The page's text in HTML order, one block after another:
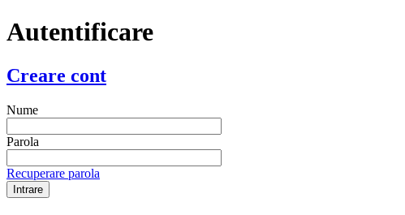
Autentificare
Creare cont
Nume
Parola
Recuperare parola